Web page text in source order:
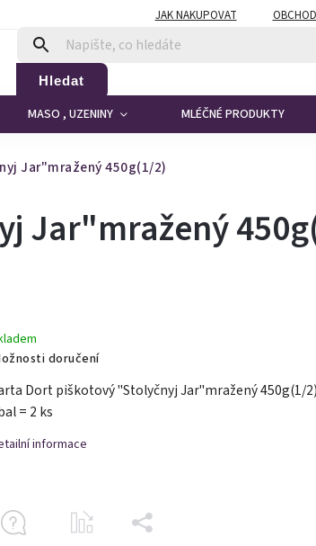
JAK NAKUPOVAT
Hledat
MASO , UZENINY MLÉČNÉ PRODUKTY
Jar"mražený 450g(1/2)
Jar"mražený
doručení
Dort piškotový "Stolyčnyj Jar"mražený 450g(1/2)
= 2 ks
informace